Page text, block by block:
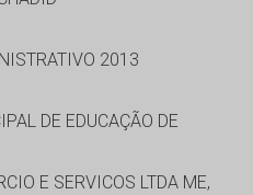
2013
DE EDUCAÇÃO DE
E SERVICOS LTDA ME,